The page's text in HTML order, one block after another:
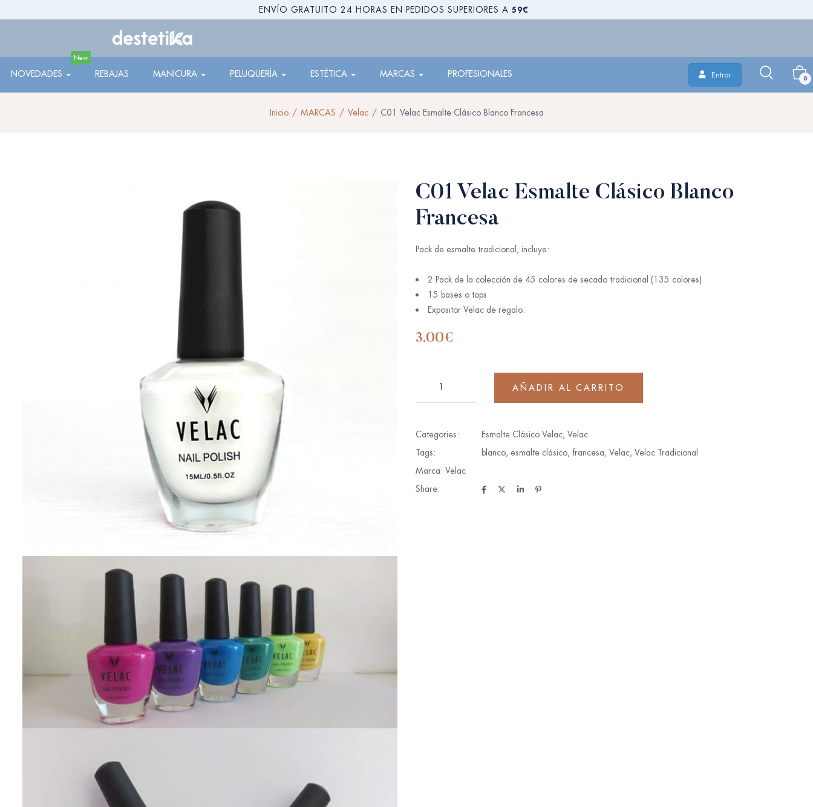
ENVÍO GRATUITO 24 HORAS EN PEDIDOS SUPERIORES A 59€
NOVEDADES
New
REBAJAS MANICURA PELUQUERÍA ESTÉTICA MARCAS PROFESIONALES Entrar 0
Inicio MARCAS Velac C01 Velac Esmalte Clásico Blanco Francesa
C01 Velac Esmalte Clásico Blanco
Francesa
Pack de esmalte tradicional, incluye:
2 Pack de la colección de 45 colores de secado tradicional (135 colores)
15 bases o tops
Expositor Velac de regalo.
3.00€
AÑADIR AL CARRITO
Categories: Esmalte Clásico Velac, Velac
Tags:
blanco, esmalte clásico, francesa, Velac, Velac Tradicional
Marca: Velac
Share: